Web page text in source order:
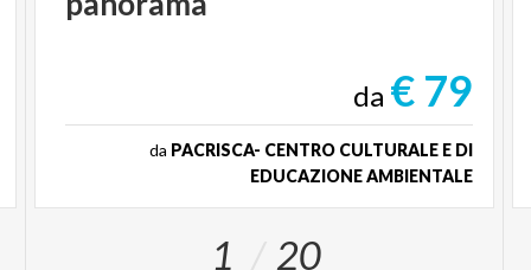
da € 79
da PACRISCA- CENTRO CULTURALE E DI
EDUCAZIONE AMBIENTALE
1 20